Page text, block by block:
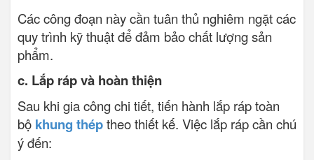
Các công đoạn này cần tuân thủ nghiêm ngặt các
quy trình kỹ thuật để đảm bảo chất lượng sản
phẩm.
c. Lắp ráp và hoàn thiện
Sau khi gia công chi tiết, tiến hành lắp ráp toàn
bộ khung théptheo thiết kế. Việc lắp ráp cần chú
ý đến: